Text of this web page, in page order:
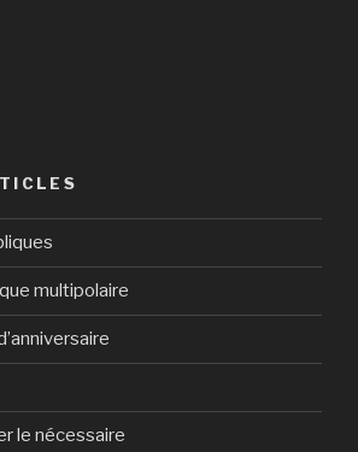
multipolaire
le nécessaire